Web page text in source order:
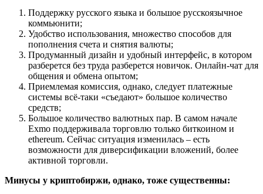
Поддержку русского языка и большое русскоязычное
коммьюнити;
Удобство использования, множество способов для
пополнения счета и снятия валюты;
Продуманный дизайн и удобный интерфейс, в котором
разберется без труда разберется новичок. Онлайн-чат для
общения и обмена опытом;
Приемлемая комиссия, однако, следует платежные
системы всё-таки «съедают» большое количество
средств;
Большое количество валютных пар. В самом начале
Exmo поддерживала торговлю только биткоином и
ethereum. Сейчас ситуация изменилась – есть
возможности для диверсификации вложений, более
активной торговли.
Минусы у криптобиржи, однако, тоже существенны: